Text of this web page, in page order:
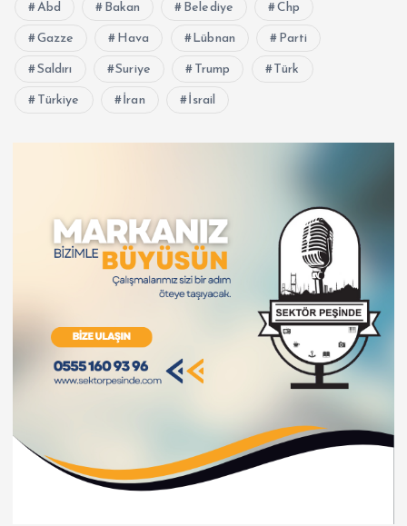
Abd Bakan Belediye Chp
Gazze Hava Lübnan Parti
Saldırı Suriye Trump Türk
Türkiye İran İsrail